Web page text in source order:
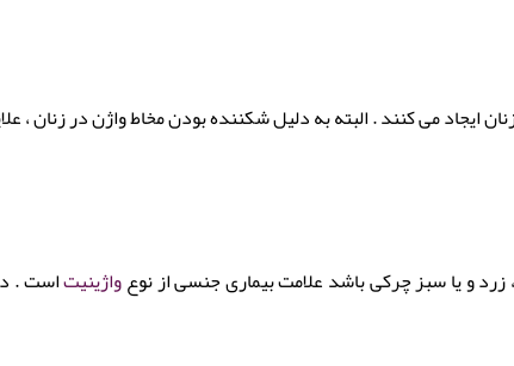
می کنند . البته به دلیل شکننده بودن مخاط واژن در زنان ،
و یا سبز چرکی باشد علامت بیماری جنسی از نوعواژینیتاست .